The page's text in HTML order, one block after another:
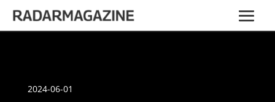
2024-06-01